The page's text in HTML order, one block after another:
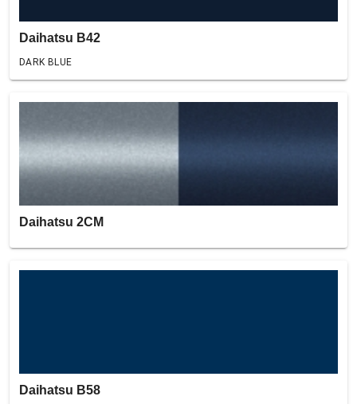
Daihatsu B42
DARK BLUE
Daihatsu 2CM
Daihatsu B58